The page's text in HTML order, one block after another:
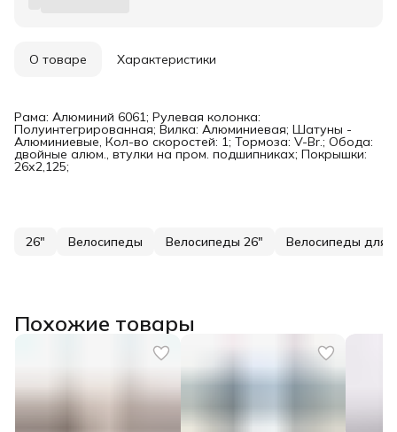
О товаре Характеристики
Рама: Алюминий 6061; Рулевая колонка:
Полуинтегрированная; Вилка: Алюминиевая; Шатуны -
Алюминиевые, Кол-во скоростей: 1; Тормоза: V-Br.; Обода:
двойные алюм., втулки на пром. подшипниках; Покрышки:
26х2,125;
26" Велосипеды Велосипеды 26" Велосипеды для
Похожие товары